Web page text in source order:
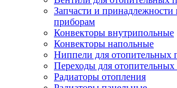
Запчасти и
приборам
Конвекторы внутрипольные
Конвекторы напольные
Ниппели для отопительных
Переходы для отопительных
Радиаторы отопления